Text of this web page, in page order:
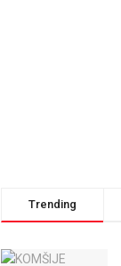
Trending